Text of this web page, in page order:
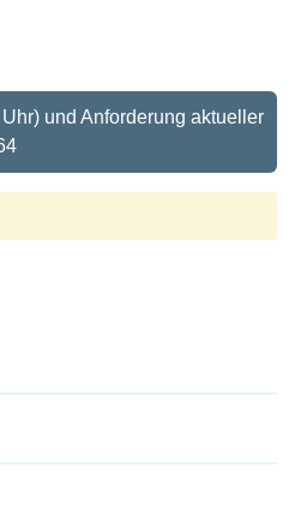
und Anforderung aktueller